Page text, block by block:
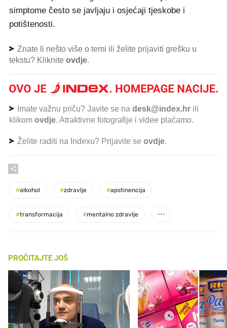
simptome često se javljaju i osjećaji tjeskobe i
potištenosti.
Znate li nešto više o temi ili želite prijaviti grešku u
tekstu? Kliknite ovdje.
Imate važnu priču? Javite se na desk@index.hr ili
klikom ovdje. Atraktivne fotografije i videe plaćamo.
Želite raditi na Indexu? Prijavite se ovdje.
#alkohol #zdravlje #apstinencija
#transformacija #mentalno zdravlje
PROČITAJTE JOŠ